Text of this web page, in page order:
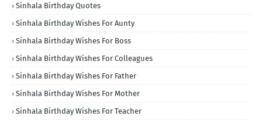
Sinhala Birthday Quotes
Sinhala Birthday Wishes For Aunty
Sinhala Birthday Wishes For Boss
Sinhala Birthday Wishes For Colleagues
Sinhala Birthday Wishes For Father
Sinhala Birthday Wishes For Mother
Sinhala Birthday Wishes For Teacher